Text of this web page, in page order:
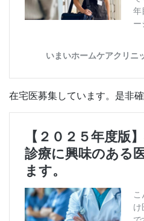
在宅医募集しています。是非